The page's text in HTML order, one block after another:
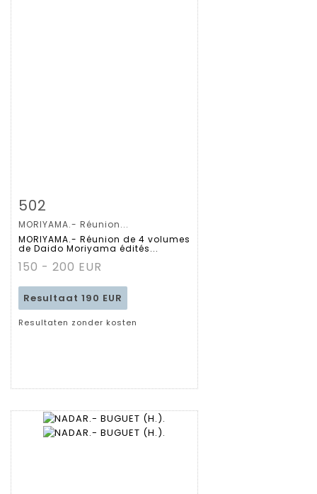
Gedetailleerde
fiche
502
MORIYAMA.- Réunion...
MORIYAMA.- Réunion de 4 volumes
de Daido Moriyama édités...
150 - 200 EUR
Resultaat 190 EUR
Resultaten zonder kosten